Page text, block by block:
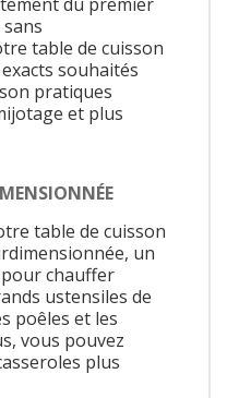
table de cuisson
souhaités
pratiques
et plus
table de cuisson
un
chauffer
ustensiles de
poêles et les
vous pouvez
plus